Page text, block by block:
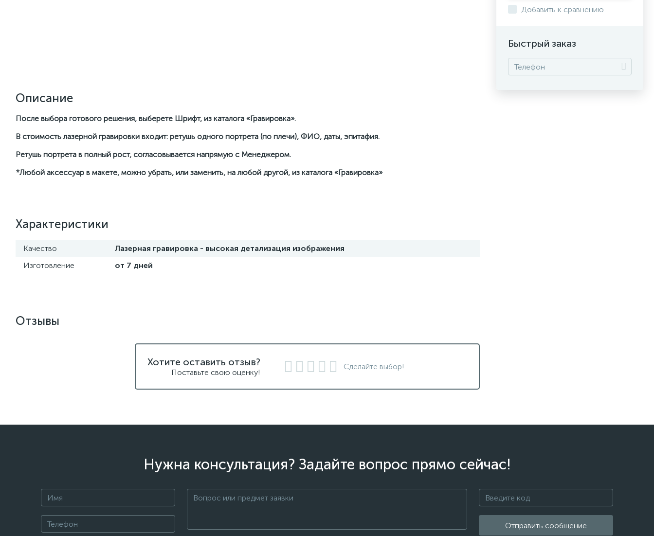
Описание
После выбора готового решения, выберете Шрифт, из каталога «Гравировка».
В стоимость лазерной гравировки входит: ретушь одного портрета (по плечи), ФИО, даты, эпитафия.
Ретушь портрета в полный рост, согласовывается напрямую с Менеджером.
*Любой аксессуар в макете, можно убрать, или заменить, на любой другой, из каталога «Гравировка»
Характеристики
Качество
Лазерная гравировка - высокая детализация изображения
Изготовление
от 7 дней
Добавить к сравнению
Быстрый заказ
Отзывы
Хотите оставить отзыв?
Поставьте свою оценку!
Сделайте выбор!
Нужна консультация? Задайте вопрос прямо сейчас!
Отправить сообщение